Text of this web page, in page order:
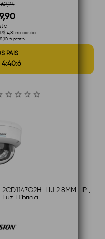
4,81 no cartão
à prazo
PAIS
4:40:5
LIU 2.8MM , IP ,
Luz Híbrida